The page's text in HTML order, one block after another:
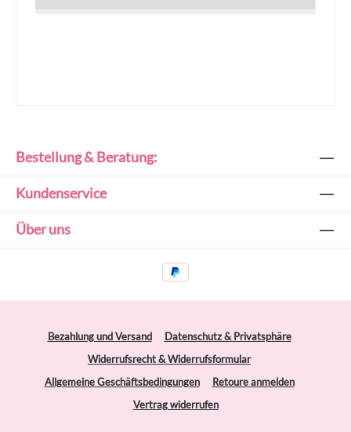
Bestellung & Beratung:
Kundenservice
Über uns
Bezahlung und Versand
Datenschutz & Privatsphäre
Widerrufsrecht & Widerrufsformular
Allgemeine Geschäftsbedingungen
Retoure anmelden
Vertrag widerrufen